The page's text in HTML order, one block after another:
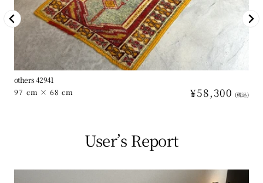
others 42941
97 cm × 68 cm
通
¥58,300
User’s Report